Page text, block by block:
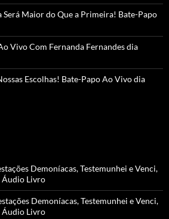
Será Maior do Que a Primeira! Bate-Papo
Vivo Com Fernanda Fernandes dia
Escolhas! Bate-Papo Ao Vivo dia
Demoníacas, Testemunhei e Venci,
Áudio Livro
Demoníacas, Testemunhei e Venci,
Áudio Livro